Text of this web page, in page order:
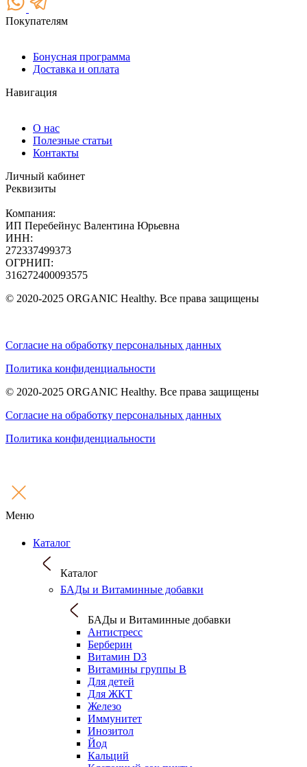
Покупателям
Бонусная программа
Доставка и оплата
Навигация
О нас
Полезные статьи
Контакты
Личный кабинет
Реквизиты
Компания:
ИП Перебейнус Валентина Юрьевна
ИНН:
272337499373
ОГРНИП:
316272400093575
© 2020-2025 ORGANIC Healthy. Все права защищены
Согласие на обработку персональных данных
Политика конфиденциальности
© 2020-2025 ORGANIC Healthy. Все права защищены
Согласие на обработку персональных данных
Политика конфиденциальности
Меню
Каталог
Каталог
БАДы и Витаминные добавки
БАДы и Витаминные добавки
Антистресс
Берберин
Витамин D3
Витамины группы B
Для детей
Для ЖКТ
Железо
Иммунитет
Инозитол
Йод
Кальций